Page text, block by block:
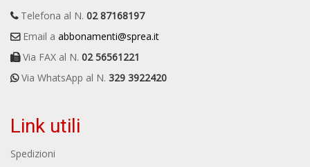
Telefona al N. 02 87168197
Email a abbonamenti@sprea.it
Via FAX al N. 02 56561221
Via WhatsApp al N. 329 3922420
Link utili
Spedizioni